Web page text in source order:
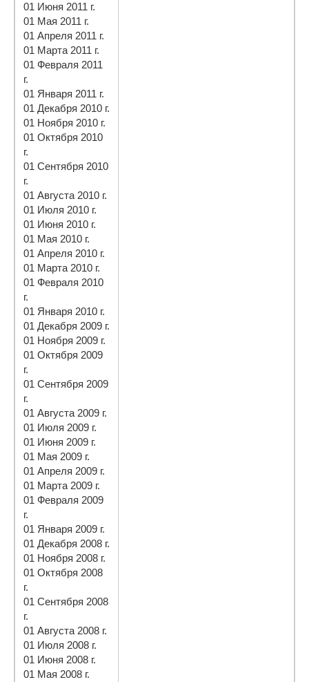
01 Июня 2011 г.
01 Мая 2011 г.
01 Апреля 2011 г.
01 Марта 2011 г.
01 Февраля 2011
г.
01 Января 2011 г.
01 Декабря 2010 г.
01 Ноября 2010 г.
01 Октября 2010
г.
01 Сентября 2010
г.
01 Августа 2010 г.
01 Июля 2010 г.
01 Июня 2010 г.
01 Мая 2010 г.
01 Апреля 2010 г.
01 Марта 2010 г.
01 Февраля 2010
г.
01 Января 2010 г.
01 Декабря 2009 г.
01 Ноября 2009 г.
01 Октября 2009
г.
01 Сентября 2009
г.
01 Августа 2009 г.
01 Июля 2009 г.
01 Июня 2009 г.
01 Мая 2009 г.
01 Апреля 2009 г.
01 Марта 2009 г.
01 Февраля 2009
г.
01 Января 2009 г.
01 Декабря 2008 г.
01 Ноября 2008 г.
01 Октября 2008
г.
01 Сентября 2008
г.
01 Августа 2008 г.
01 Июля 2008 г.
01 Июня 2008 г.
01 Мая 2008 г.